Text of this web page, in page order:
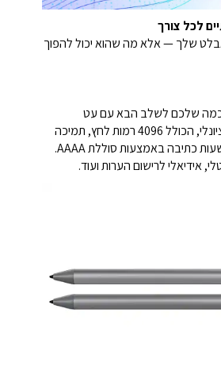
לכל צורך
שלך — אלא מה שהוא יכול להפוך
שלכם לשלב הבא עם עט
Lenovo Tab האופציונלי, הכולל 4096 רמות לחץ, תמיכה
בהטיה ויותר מ־180 שעות כתיבה באמצעות סוללת AAAA.
אידיאלי לרישום הערות ועוד.